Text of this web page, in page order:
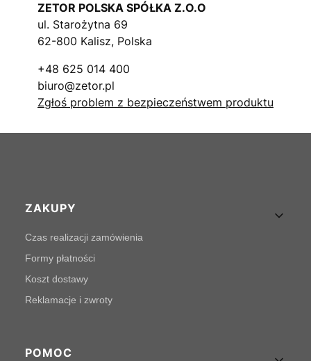
ZETOR POLSKA SPÓŁKA Z.O.O
ul. Starożytna 69
62-800 Kalisz, Polska
+48 625 014 400
biuro@zetor.pl
Zgłoś problem z bezpieczeństwem produktu
Linki w stopce
ZAKUPY
Czas realizacji zamówienia
Formy płatności
Koszt dostawy
Reklamacje i zwroty
POMOC